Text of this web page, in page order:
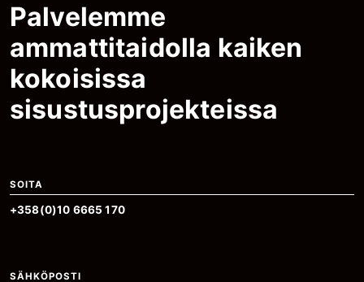
Palvelemme
ammattitaidolla kaiken
kokoisissa
sisustusprojekteissa
SOITA
+358(0)10 6665 170
SÄHKÖPOSTI